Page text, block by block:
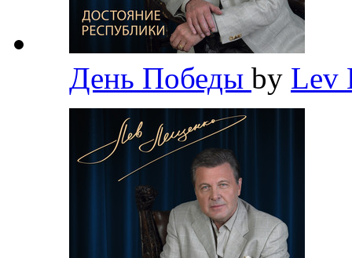
День Победы by Lev